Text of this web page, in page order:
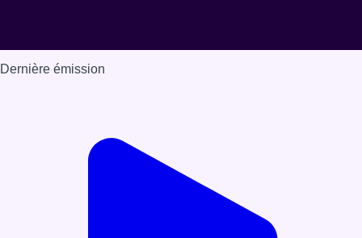
Dernière émission